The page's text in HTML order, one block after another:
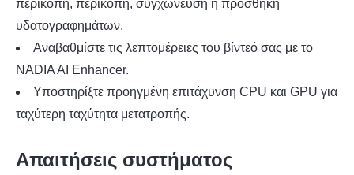
περικοπή, περικοπή, συγχώνευση ή προσθήκη
υδατογραφημάτων.
Αναβαθμίστε τις λεπτομέρειες του βίντεό σας με το
NADIA AI Enhancer.
Υποστηρίξτε προηγμένη επιτάχυνση CPU και GPU για
ταχύτερη ταχύτητα μετατροπής.
Απαιτήσεις συστήματος